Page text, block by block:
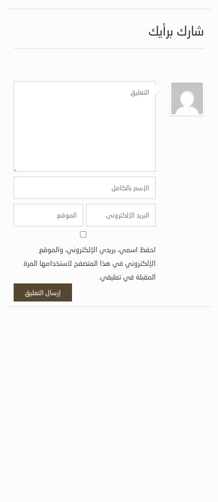
شارك برأيك
احفظ اسمي، بريدي الإلكتروني، والموقع
الإلكتروني في هذا المتصفح لاستخدامها المرة
المقبلة في تعليقي.